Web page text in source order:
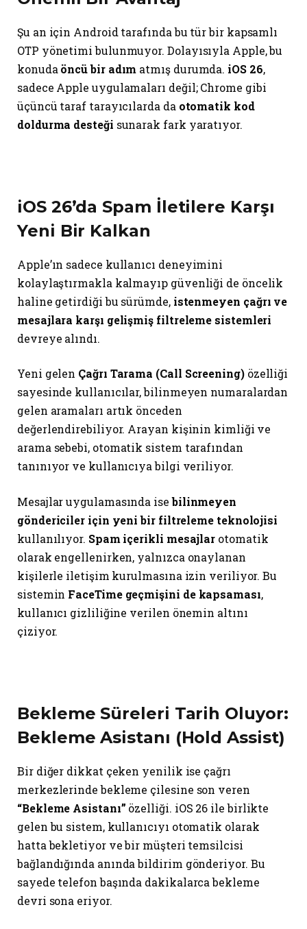
Şu an için Android tarafında bu tür bir kapsamlı
OTP yönetimi bulunmuyor. Dolayısıyla Apple, bu
konuda öncü bir adım atmış durumda. iOS 26,
sadece Apple uygulamaları değil; Chrome gibi
üçüncü taraf tarayıcılarda da otomatik kod
doldurma desteği sunarak fark yaratıyor.
iOS 26’da Spam İletilere Karşı
Yeni Bir Kalkan
Apple’ın sadece kullanıcı deneyimini
kolaylaştırmakla kalmayıp güvenliği de öncelik
haline getirdiği bu sürümde, istenmeyen çağrı ve
mesajlara karşı gelişmiş filtreleme sistemleri
devreye alındı.
Yeni gelen Çağrı Tarama (Call Screening)özelliği
sayesinde kullanıcılar, bilinmeyen numaralardan
gelen aramaları artık önceden
değerlendirebiliyor. Arayan kişinin kimliği ve
arama sebebi, otomatik sistem tarafından
tanınıyor ve kullanıcıya bilgi veriliyor.
Mesajlar uygulamasında isebilinmeyen
göndericiler için yeni bir filtreleme teknolojisi
kullanılıyor. Spam içerikli mesajlar otomatik
olarak engellenirken, yalnızca onaylanan
kişilerle iletişim kurulmasına izin veriliyor. Bu
sistemin FaceTime geçmişini de kapsaması,
kullanıcı gizliliğine verilen önemin altını
çiziyor.
Bekleme Süreleri Tarih Oluyor:
Bekleme Asistanı (Hold Assist)
Bir diğer dikkat çeken yenilik ise çağrı
merkezlerinde bekleme çilesine son veren
“Bekleme Asistanı” özelliği. iOS 26 ile birlikte
gelen bu sistem, kullanıcıyı otomatik olarak
hatta bekletiyor ve bir müşteri temsilcisi
bağlandığında anında bildirim gönderiyor. Bu
sayede telefon başında dakikalarca bekleme
devri sona eriyor.